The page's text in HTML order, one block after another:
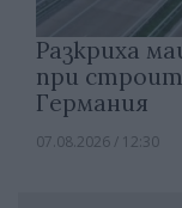
Разкриха
при
Германия
07.08.2026 / 12:30